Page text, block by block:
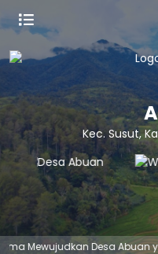
Kec. Susut,
Desa Abuan yang